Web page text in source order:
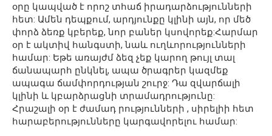
օրը կապված է որոշ տհաճ իրադարձությունների
հետ: Ամեն դեպքում, արդյունքը կլինի այն, որ մեծ
փորձ ձեռք կբերեք, նոր բաներ կսովորեք:Հարմար
օր է ակտիվ հանգստի, նաև ուղևորությունների
համար: Եթե առայժմ ձեզ չեք կարող թույլ տալ
ճանապարհ ընկնել, ապա ծրագրեր կազմեք
ապագա ճամփորդության շուրջ: Դա զվարճալի
կլինի և կբարձրացնի տրամադրությունը:
Հրաշալի օր է ժամադ րությունների , սիրելիի հետ
հարաբերությունները կարգավորելու համար: